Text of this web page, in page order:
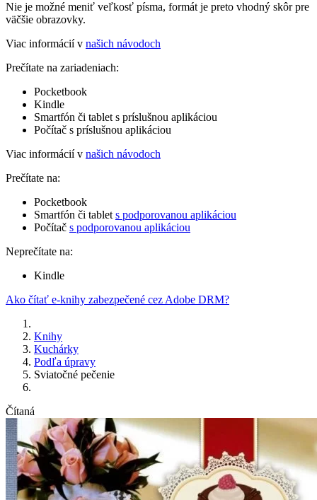
Nie je možné meniť veľkosť písma, formát je preto vhodný skôr pre
väčšie obrazovky.
Viac informácií v našich návodoch
Prečítate na zariadeniach:
Pocketbook
Kindle
Smartfón či tablet s príslušnou aplikáciou
Počítač s príslušnou aplikáciou
Viac informácií v našich návodoch
Prečítate na:
Pocketbook
Smartfón či tablet s podporovanou aplikáciou
Počítač s podporovanou aplikáciou
Neprečítate na:
Kindle
Ako čítať e-knihy zabezpečené cez Adobe DRM?
Knihy
Kuchárky
Podľa úpravy
Sviatočné pečenie
Čítaná